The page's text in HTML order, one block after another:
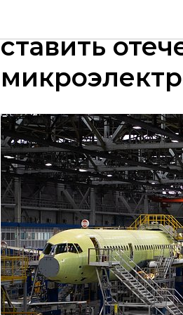
В
ставить